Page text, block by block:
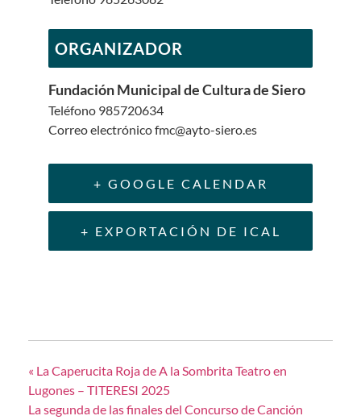
ORGANIZADOR
Fundación Municipal de Cultura de Siero
Teléfono 985720634
Correo electrónicofmc@ayto-siero.es
+ GOOGLE CALENDAR
+ EXPORTACIÓN DE ICAL
« La Caperucita Roja de A la Sombrita Teatro en
Lugones – TITERESI 2025
La segunda de las finales del Concurso de Canción